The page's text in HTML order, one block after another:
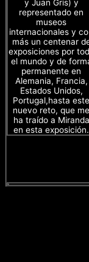
y Juan Gris) y
representado en
museos
internacionales y
más un centenar
exposiciones por
el mundo y de
permanente en
Alemania, Francia,
Estados Unidos,
Portugal,hasta este
nuevo reto, que me
ha traído a Miranda
en esta exposición.